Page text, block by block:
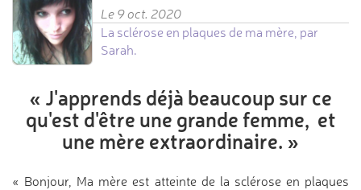
Le 9 oct. 2020
La sclérose en plaques de ma mère, par
Sarah.
« J'apprends déjà beaucoup sur ce
qu'est d'être une grande femme, et
une mère extraordinaire. »
« Bonjour, Ma mère est atteinte de la sclérose en plaques